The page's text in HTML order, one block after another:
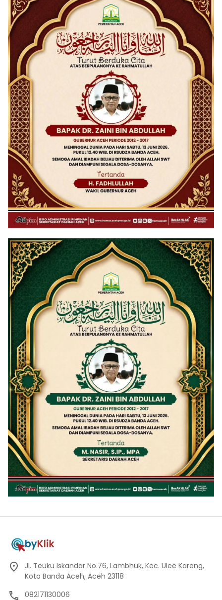
Jl. Teuku Iskandar No.76, Lambhuk, Kec. Ulee Kareng,
Kota Banda Aceh, Aceh 23118
082171130006